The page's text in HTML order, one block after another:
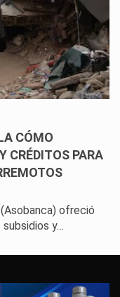
CÓMO
CRÉDITOS PARA
ofreció
y…